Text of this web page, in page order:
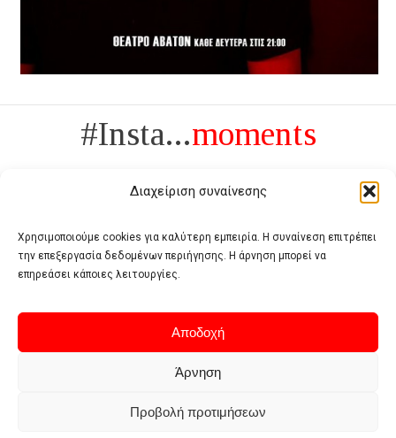
Διαχείριση συναίνεσης
Χρησιμοποιούμε cookies για καλύτερη εμπειρία. Η συναίνεση επιτρέπει
την επεξεργασία δεδομένων περιήγησης. Η άρνηση μπορεί να
επηρεάσει κάποιες λειτουργίες.
Αποδοχή
Άρνηση
Προβολή προτιμήσεων
#Insta...moments
Πολυτέλεια δεν είναι το αντίθετο της ανέχειας, είναι το αντίθετο της
Terms of use Privacy policy Cookie policy